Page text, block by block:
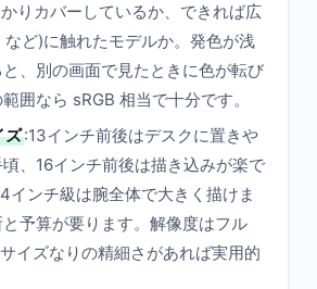
りカバーしているか、できれば広
ど)に触れたモデルか。発色が浅
、別の画面で見たときに色が転び
囲なら sRGB 相当で十分です。
ズ:13インチ前後はデスクに置きや
、16インチ前後は描き込みが楽で
インチ級は腕全体で大きく描けま
予算が要ります。解像度はフル
イズなりの精細さがあれば実用的